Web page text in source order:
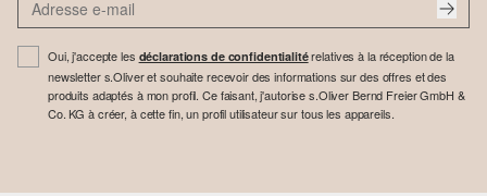
Oui, j'accepte les déclarations de confidentialitérelatives à la réception de la
newsletter s.Oliver et souhaite recevoir des informations sur des offres et des
produits adaptés à mon profil. Ce faisant, j'autorise s.Oliver Bernd Freier GmbH &
Co. KG à créer, à cette fin, un profil utilisateur sur tous les appareils.